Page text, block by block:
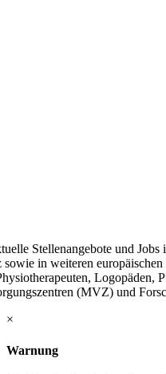
Stellenangebote und
in weiteren
Logopäden,
(MVZ) und
×
Warnung